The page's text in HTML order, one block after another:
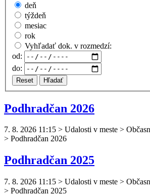
deň
týždeň
mesiac
rok
Vyhľadať dok. v rozmedzí:
od:
do:
Reset Hľadať
Podhradčan 2026
7. 8. 2026 11:15 > Udalosti v meste >
> Podhradčan 2026
Podhradčan 2025
7. 8. 2026 11:15 > Udalosti v meste >
> Podhradčan 2025